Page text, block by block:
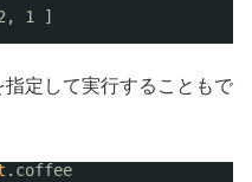
1 ]
定して実行することもで
.coffee